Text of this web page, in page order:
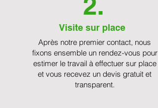
Visite sur place
Après notre premier contact, nous
fixons ensemble un rendez-vous pour
estimer le travail à effectuer sur place
et vous recevez un devis gratuit et
transparent.